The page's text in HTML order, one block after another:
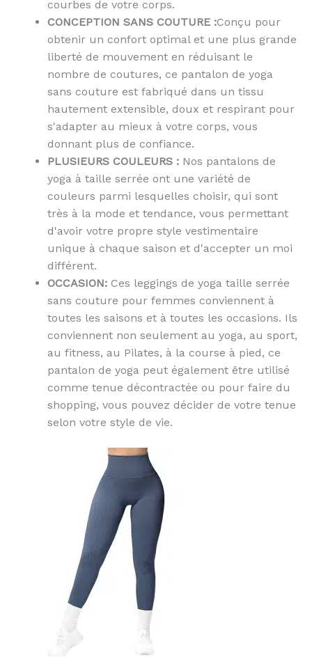
courbes de votre corps.
CONCEPTION SANS COUTURE :Conçu pour
obtenir un confort optimal et une plus grande
liberté de mouvement en réduisant le
nombre de coutures, ce pantalon de yoga
sans couture est fabriqué dans un tissu
hautement extensible, doux et respirant pour
s'adapter au mieux à votre corps, vous
donnant plus de confiance.
PLUSIEURS COULEURS : Nos pantalons de
yoga à taille serrée ont une variété de
couleurs parmi lesquelles choisir, qui sont
très à la mode et tendance, vous permettant
d'avoir votre propre style vestimentaire
unique à chaque saison et d'accepter un moi
différent.
OCCASION: Ces leggings de yoga taille serrée
sans couture pour femmes conviennent à
toutes les saisons et à toutes les occasions. Ils
conviennent non seulement au yoga, au sport,
au fitness, au Pilates, à la course à pied, ce
pantalon de yoga peut également être utilisé
comme tenue décontractée ou pour faire du
shopping, vous pouvez décider de votre tenue
selon votre style de vie.